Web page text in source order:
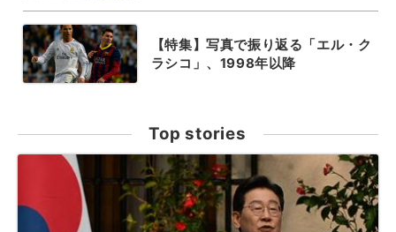
【特集】写真で振り返る「エル・ク
ラシコ」、1998年以降
Top stories